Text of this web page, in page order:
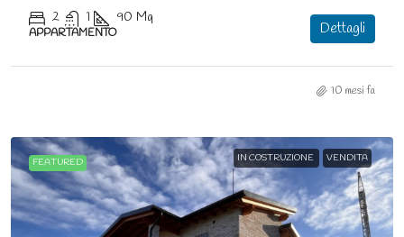
2 1 90 Mq
APPARTAMENTO Dettagli
10 mesi fa
FEATURED IN COSTRUZIONE VENDITA